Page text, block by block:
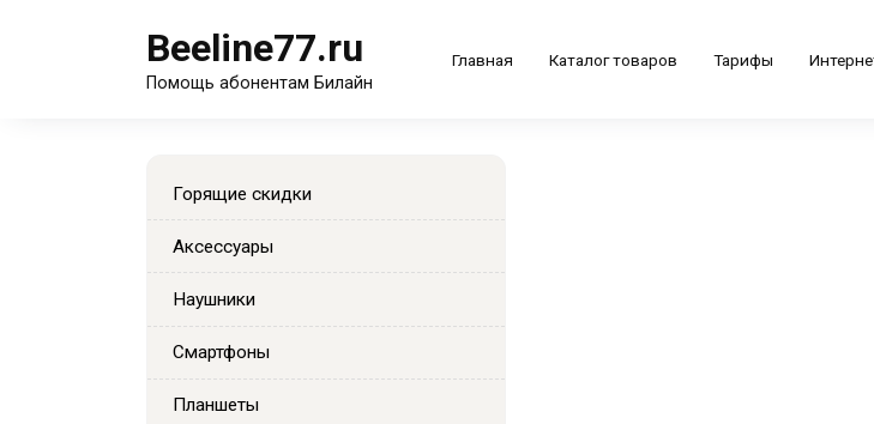
Beeline77.ru
Помощь абонентам Билайн
Главная Каталог товаров Тарифы
Горящие скидки
Аксессуары
Наушники
Смартфоны
Планшеты